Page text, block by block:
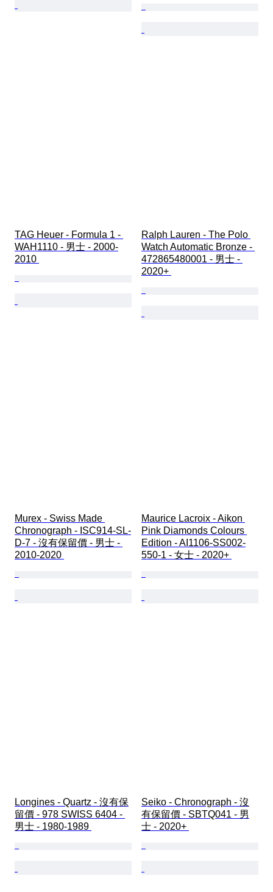
TAG Heuer - Formula 1 -
WAH1110 - 男士 - 2000-
2010
Ralph Lauren - The Polo
Watch Automatic Bronze -
472865480001 - 男士 -
2020+
Murex - Swiss Made
Chronograph - ISC914-SL-
D-7 - 沒有保留價 - 男士 -
2010-2020
Maurice Lacroix - Aikon
Pink Diamonds Colours
Edition - AI1106-SS002-
550-1 - 女士 - 2020+
Longines - Quartz - 沒有保
留價 - 978 SWISS 6404 -
男士 - 1980-1989
Seiko - Chronograph - 沒
有保留價 - SBTQ041 - 男
士 - 2020+